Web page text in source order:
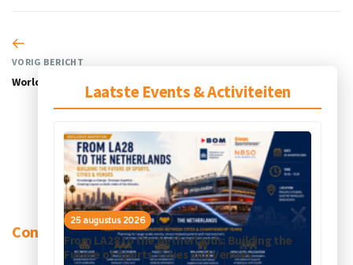
Laatste Events & Activiteiten
25 augustus 2026
From LA28 to the Netherlands: Building the
Future of Sports, Cities and Venues
VORIG BERICHT
World Archery
Contact